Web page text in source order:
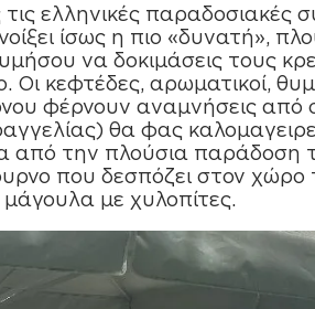
τις ελληνικές
ίσως η πιο «δυνατή»,
να δοκιµάσεις τους
κεφτέδες, αρωµατικοί,
φέρνουν αναµνήσεις από
θα φας
την πλούσια παράδοση
που δεσπόζει στον χώρο
µάγουλα µε χυλοπίτες.